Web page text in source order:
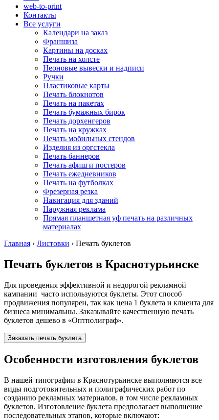
web-to-print
Контакты
Все услуги
Календари на заказ
Франшиза
Картины на досках
Печать на холсте
Неоновые вывески и надписи
Ручки
Пластиковые карты
Печать блокнотов
Печать на пакетах
Печать бумажных бирок
Печать дорхенгеров
Печать на кружках
Печать мобильных стендов
Изделия из оргстекла
Печать баннеров
Печать афиш и постеров
Печать ежедневников
Печать на футболках
Фрезерная резка
Навигация для зданий
Наружная реклама
Прямая планшетная уф печать на различных
материалах
Главная › Листовки › Печать буклетов
Печать буклетов в Краснотурьинске
Для проведения эффективной и недорогой рекламной
кампании часто используются буклеты. Этот способ
продвижения популярен, так как цена 1 буклета и клиента для
бизнеса минимальны. Заказывайте качественную печать
буклетов дешево в «Оптполиграф».
Заказать печать буклета
Особенности изготовления буклетов
В нашей типографии в Краснотурьинске выполняются все
виды подготовительных и полиграфических работ по
созданию рекламных материалов, в том числе рекламных
буклетов. Изготовление буклета предполагает выполнение
последовательных этапов, которые включают: